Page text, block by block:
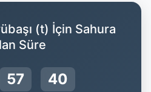
(t) İçin Sahura
Süre
57 39